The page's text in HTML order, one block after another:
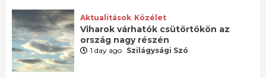
Aktualitások Közélet
Viharok várhatók csütörtökön az
ország nagy részén
1 day ago Szilágysági Szó